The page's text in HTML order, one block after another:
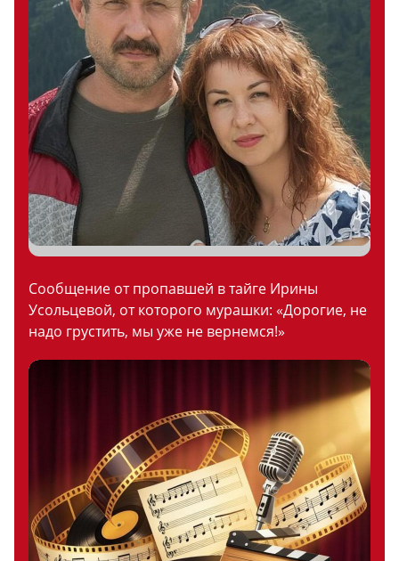
Сообщение от пропавшей в тайге Ирины
Усольцевой, от которого мурашки: «Дорогие, не
надо грустить, мы уже не вернемся!»